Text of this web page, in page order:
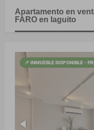
Apartamento en
FARO en laguito
📌 INMUEBLE DISPONIBLE -